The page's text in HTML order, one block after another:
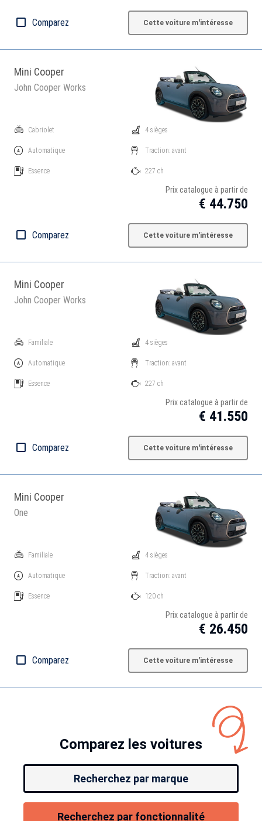
Comparez Cette voiture m'intéresse
Mini Cooper
John Cooper Works
Cabriolet
Automatique
Essence
4 sièges
Traction: avant
227 ch
Prix catalogue à partir de
€ 44.750
Comparez Cette voiture m'intéresse
Mini Cooper
John Cooper Works
Familiale
Automatique
Essence
4 sièges
Traction: avant
227 ch
Prix catalogue à partir de
€ 41.550
Comparez Cette voiture m'intéresse
Mini Cooper
One
Familiale
Automatique
Essence
4 sièges
Traction: avant
120 ch
Prix catalogue à partir de
€ 26.450
Comparez Cette voiture m'intéresse
Comparez les voitures
Recherchez par marque
Recherchez par fonctionnalité